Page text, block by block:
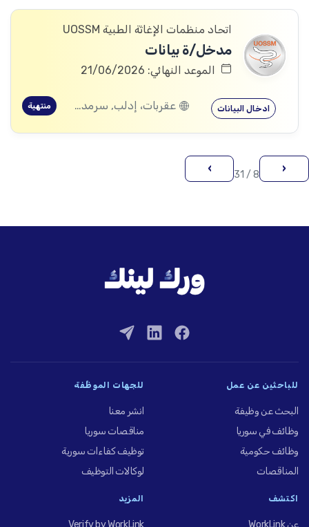
اتحاد منظمات الإغاثة الطبية UOSSM
مدخل/ة بيانات
الموعد النهائي: 21/06/2026
ادخال البيانات عقربات، إدلب, سرمدا، إدلب منتهية
‹
8 / 31
›
للباحثين عن عمل
البحث عن وظيفة
وظائف في سوريا
وظائف حكومية
المناقصات
للجهات الموظِّفة
انشر معنا
مناقصات سوريا
توظيف كفاءات سورية
لوكالات التوظيف
اكتشف المزيد